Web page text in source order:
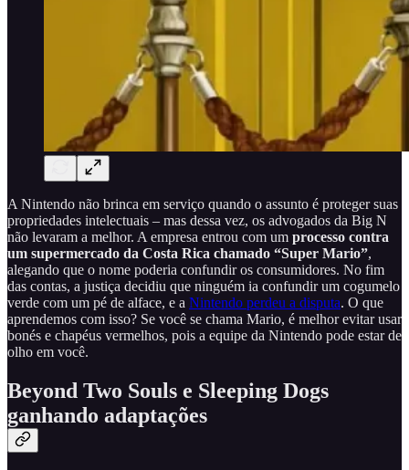
A Nintendo não brinca em serviço quando o assunto é proteger suas
propriedades intelectuais – mas dessa vez, os advogados da Big N
não levaram a melhor. A empresa entrou com um processo contra
um supermercado da Costa Rica chamado “Super Mario”,
alegando que o nome poderia confundir os consumidores. No fim
das contas, a justiça decidiu que ninguém ia confundir um cogumelo
verde com um pé de alface, e a Nintendo perdeu a disputa. O que
aprendemos com isso? Se você se chama Mario, é melhor evitar usar
bonés e chapéus vermelhos, pois a equipe da Nintendo pode estar de
olho em você.
Beyond Two Souls e Sleeping Dogs
ganhando adaptações